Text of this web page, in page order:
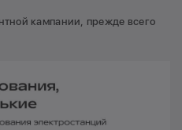
кампании, прежде всего